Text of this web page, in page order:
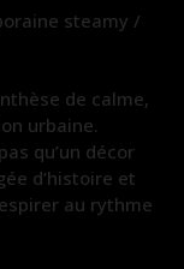
steamy /
de calme,
urbaine.
qu’un décor
d’histoire et
au rythme